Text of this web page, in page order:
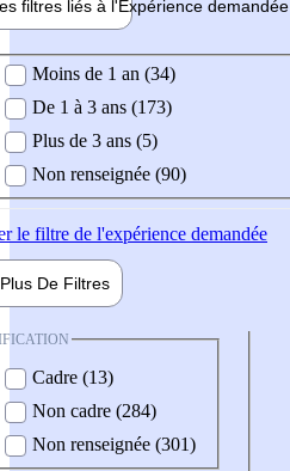
filtres liés à l'Expérience demandée
demandée
Moins de 1 an (34)
De 1 à 3 ans (173)
Plus de 3 ans (5)
Non renseignée (90)
le filtre de l'expérience demandée
Plus De Filtres
Cadre (13)
Non cadre (284)
Non renseignée (301)